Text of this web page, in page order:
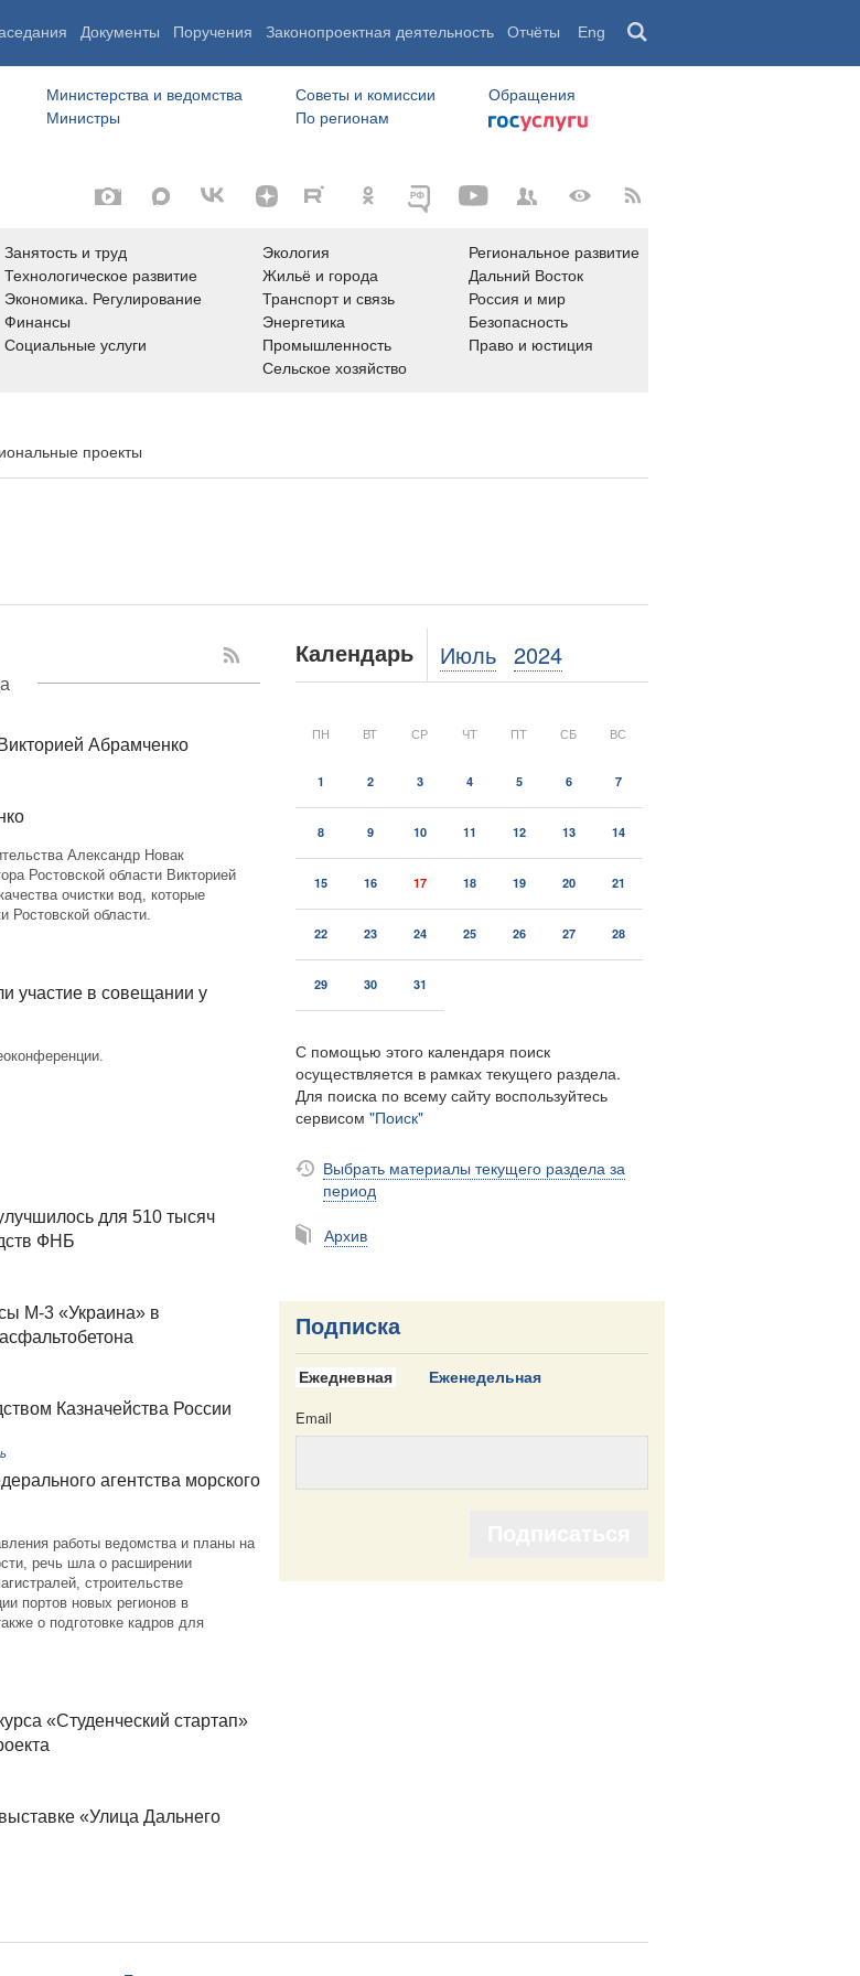
Документы Поручения Законопроектная деятельность Отчёты Eng
Министерства и ведомства
Министры
Советы и комиссии
По регионам
Обращения
Занятость и труд
Технологическое развитие
Экономика. Регулирование
Финансы
Социальные услуги
Экология
Жильё и города
Транспорт и связь
Энергетика
Промышленность
Сельское хозяйство
Региональное развитие
Дальний Восток
Россия и мир
Безопасность
Право и юстиция
проекты
Абрамченко
Александр Новак
Ростовской области Викторией
очистки вод, которые
Ростовской области.
участие в совещании у
для 510 тысяч
ФНБ
М-3 «Украина» в
Казначейства России
агентства морского
работы ведомства и планы на
речь шла о расширении
строительстве
портов новых регионов в
о подготовке кадров для
«Студенческий стартап»
«Улица Дальнего
Календарь Июль 2024
ПН ВТ СР ЧТ ПТ СБ ВС
1 2 3 4 5 6 7
8 9 10 11 12 13 14
15 16 17 18 19 20 21
22 23 24 25 26 27 28
29 30 31
С помощью этого календаря поиск
осуществляется в рамках текущего раздела.
Для поиска по всему сайту воспользуйтесь
сервисом "Поиск"
Выбрать материалы текущего раздела за
период
Архив
Подписка
Ежедневная Еженедельная
Email